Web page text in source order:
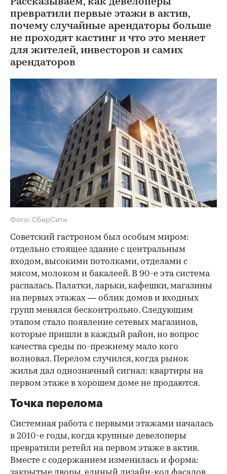
превратили первые этажи в актив,
почему случайные арендаторы больше
не проходят кастинг и что это меняет
для жителей, инвесторов и самих
арендаторов
Фото: СберСити
Советский гастроном был особым миром:
отдельно стоящее здание с центральным
входом, высокими потолками, отделами с
мясом, молоком и бакалеей. В 90-е эта система
распалась. Палатки, ларьки, кафешки, магазины
на первых этажах — облик домов и входных
групп менялся бесконтрольно. Следующим
этапом стало появление сетевых магазинов,
которые пришли в каждый район, но вопрос
качества среды по-прежнему мало кого
волновал. Перелом случился, когда рынок
жилья дал однозначный сигнал: квартиры на
первом этаже в хорошем доме не продаются.
Точка перелома
Системная работа с первыми этажами началась
в 2010-е годы, когда крупные девелоперы
превратили ретейл на первом этаже в актив.
Вместе с содержанием изменилась и форма: